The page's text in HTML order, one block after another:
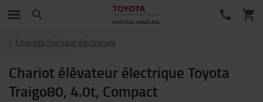
Chariots frontaux électriques
Chariot élévateur électrique Toyota
Traigo80, 4.0t, Compact